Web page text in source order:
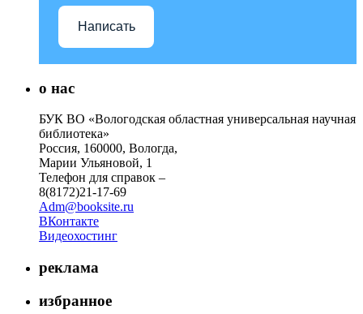
Написать
о нас
БУК ВО «Вологодская областная универсальная научная
библиотека»
Россия, 160000, Вологда,
Марии Ульяновой, 1
Телефон для справок –
8(8172)21-17-69
Adm@booksite.ru
ВКонтакте
Видеохостинг
реклама
избранное